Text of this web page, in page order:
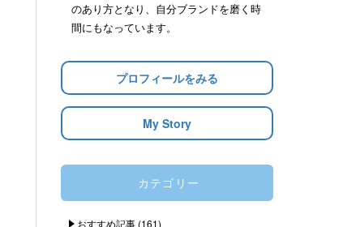
のあり方となり、自分ブランドを磨く時
間にもなっています。
プロフィールをみる
My Story
カテゴリー
おすすめ記事(161)